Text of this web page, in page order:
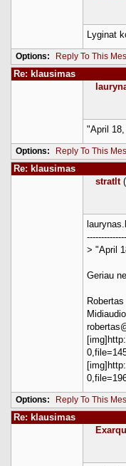
Lyginat
Options: Reply To This
Re: klausimas
"April 18,
Options: Reply To This
Re: klausimas
stratlt
> "April
Geriau
Robertas
Options: Reply To This
Re: klausimas